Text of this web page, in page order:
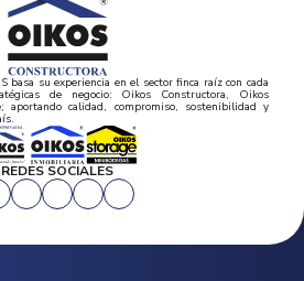
basa su experiencia en el sector finca raíz con cada
de negocio: Oikos Constructora, Oikos
aportando calidad, compromiso, sostenibilidad y
REDES SOCIALES